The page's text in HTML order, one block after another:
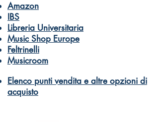
Amazon
IBS
Libreria Universitaria
Music Shop Europe
Feltrinelli
Musicroom
Elenco punti vendita e altre opzioni di
acquisto